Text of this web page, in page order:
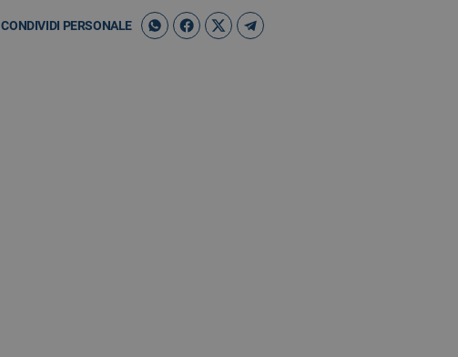
CONDIVIDI PERSONALE